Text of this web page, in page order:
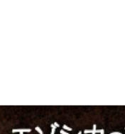
特集
とは